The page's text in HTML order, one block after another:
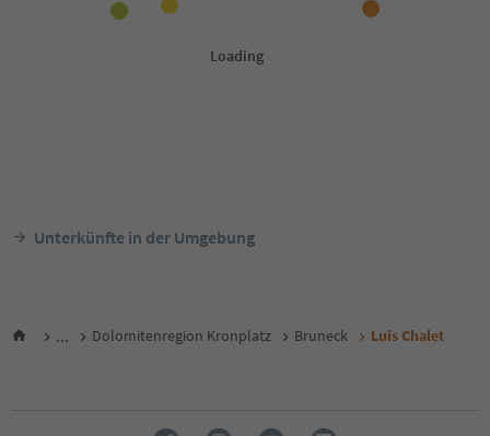
Unterkünfte in der Umgebung
... Dolomitenregion Kronplatz Bruneck Luis Chalet